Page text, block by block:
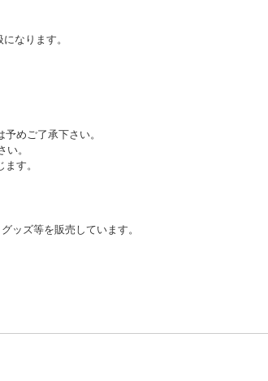
なります。
予めご了承下さい。
い。
す。
ッズ等を販売しています。